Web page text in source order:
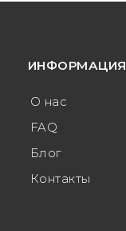
ИНФОРМАЦИЯ
О нас
FAQ
Блог
Контакты